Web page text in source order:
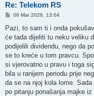
Re: Telekom RS
P
s
06 Mar 2026, 13:04
Pazi, to sam ti i onda
će tada dijeliti tu neku veliku
podijelili dividendu, nego da
se to kreće u tom pravcu.
si vjerovatno u pravu i toga
bila u ranijem periodu prije
da se na njoj kola lome.
po pitanju ponašanja majke